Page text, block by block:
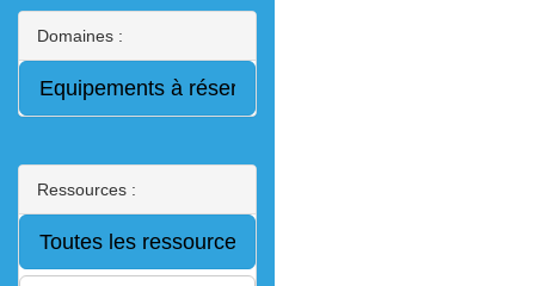
Domaines :
Ressources :